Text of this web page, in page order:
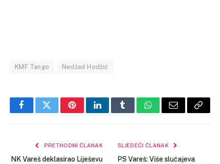
KMF Tango Nedžad Hodžić
FacebookTwitterPinterestLinkedInTumblrWhatsApp
Email Copy
PRETHODNI ČLANAK
NK Vareš deklasirao Liješevu
SLJEDEĆI ČLANAK
PS Vareš: Više slučajeva